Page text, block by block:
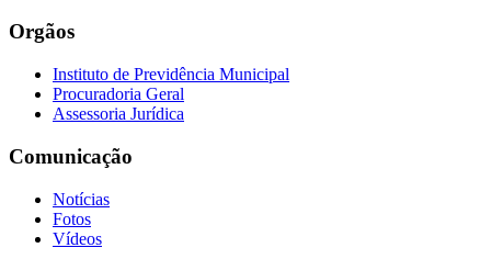
Orgãos
Instituto de Previdência Municipal
Procuradoria Geral
Assessoria Jurídica
Comunicação
Notícias
Fotos
Vídeos